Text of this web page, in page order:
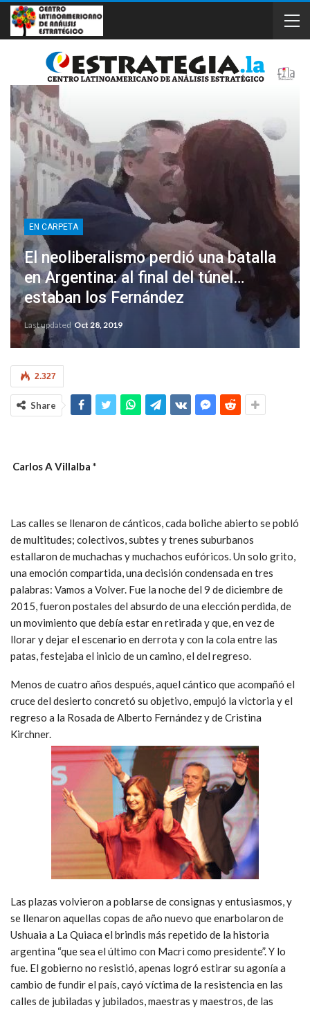
EN CARPETA
El neoliberalismo perdió una batalla
en Argentina: al final del túnel…
estaban los Fernández
Last updated Oct 28, 2019
2.327
Share
Carlos A Villalba *
Las calles se llenaron de cánticos, cada boliche abierto se pobló
de multitudes; colectivos, subtes y trenes suburbanos
estallaron de muchachas y muchachos eufóricos. Un solo grito,
una emoción compartida, una decisión condensada en tres
palabras: Vamos a Volver. Fue la noche del 9 de diciembre de
2015, fueron postales del absurdo de una elección perdida, de
un movimiento que debía estar en retirada y que, en vez de
llorar y dejar el escenario en derrota y con la cola entre las
patas, festejaba el inicio de un camino, el del regreso.
Menos de cuatro años después, aquel cántico que acompañó el
cruce del desierto concretó su objetivo, empujó la victoria y el
regreso a la Rosada de Alberto Fernández y de Cristina
Kirchner.
Las plazas volvieron a poblarse de consignas y entusiasmos, y
se llenaron aquellas copas de año nuevo que enarbolaron de
Ushuaia a La Quiaca el brindis más repetido de la historia
argentina “que sea el último con Macri como presidente”. Y lo
fue. El gobierno no resistió, apenas logró estirar su agonía a
cambio de fundir el país, cayó víctima de la resistencia en las
calles de jubiladas y jubilados, maestras y maestros, de las